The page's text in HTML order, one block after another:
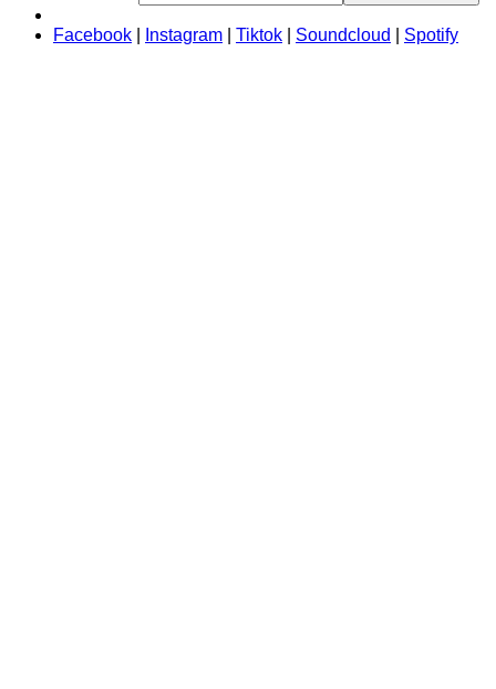
Facebook Instagram Tiktok Soundcloud Spotify